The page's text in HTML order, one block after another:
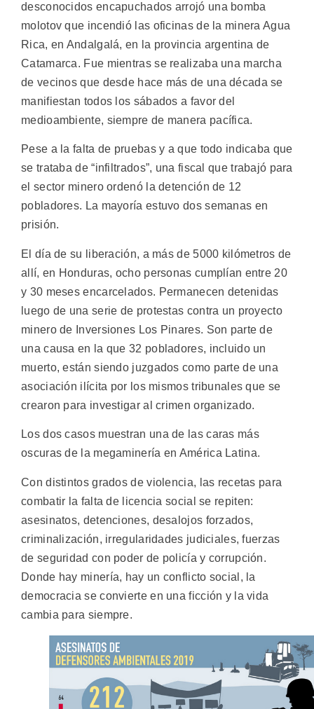
desconocidos encapuchados arrojó una bomba
molotov que incendió las oficinas de la minera Agua
Rica, en Andalgalá, en la provincia argentina de
Catamarca. Fue mientras se realizaba una marcha
de vecinos que desde hace más de una década se
manifiestan todos los sábados a favor del
medioambiente, siempre de manera pacífica.
Pese a la falta de pruebas y a que todo indicaba que
se trataba de “infiltrados”, una fiscal que trabajó para
el sector minero ordenó la detención de 12
pobladores. La mayoría estuvo dos semanas en
prisión.
El día de su liberación, a más de 5000 kilómetros de
allí, en Honduras, ocho personas cumplían entre 20
y 30 meses encarcelados. Permanecen detenidas
luego de una serie de protestas contra un proyecto
minero de Inversiones Los Pinares. Son parte de
una causa en la que 32 pobladores, incluido un
muerto, están siendo juzgados como parte de una
asociación ilícita por los mismos tribunales que se
crearon para investigar al crimen organizado.
Los dos casos muestran una de las caras más
oscuras de la megaminería en América Latina.
Con distintos grados de violencia, las recetas para
combatir la falta de licencia social se repiten:
asesinatos, detenciones, desalojos forzados,
criminalización, irregularidades judiciales, fuerzas
de seguridad con poder de policía y corrupción.
Donde hay minería, hay un conflicto social, la
democracia se convierte en una ficción y la vida
cambia para siempre.